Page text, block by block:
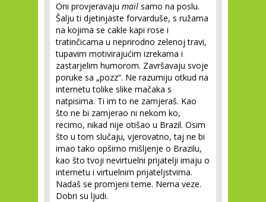
Oni provjeravaju mail samo na poslu.
Šalju ti djetinjaste forvarduše, s ružama
na kojima se cakle kapi rose i
tratinčicama u neprirodno zelenoj travi,
tupavim motivirajućim izrekama i
zastarjelim humorom. Završavaju svoje
poruke sa „pozz“. Ne razumiju otkud na
internetu tolike slike mačaka s
natpisima. Ti im to ne zamjeraš. Kao
što ne bi zamjerao ni nekom ko,
recimo, nikad nije otišao u Brazil. Osim
što u tom slučaju, vjerovatno, taj ne bi
imao tako opširno mišljenje o Brazilu,
kao što tvoji nevirtuelni prijatelji imaju o
internetu i virtuelnim prijateljstvima.
Nadaš se promjeni teme. Nema veze.
Dobri su ljudi.